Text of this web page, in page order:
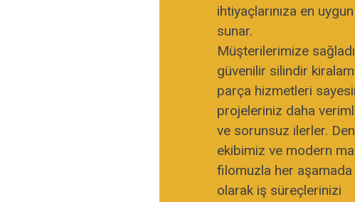
ihtiyaçlarınıza en
sunar.
Müşterilerimize
güvenilir silindir
parça hizmetleri
projeleriniz daha
ve sorunsuz ilerler.
ekibimiz ve modern
filomuzla her aşamada
olarak iş süreçlerinizi